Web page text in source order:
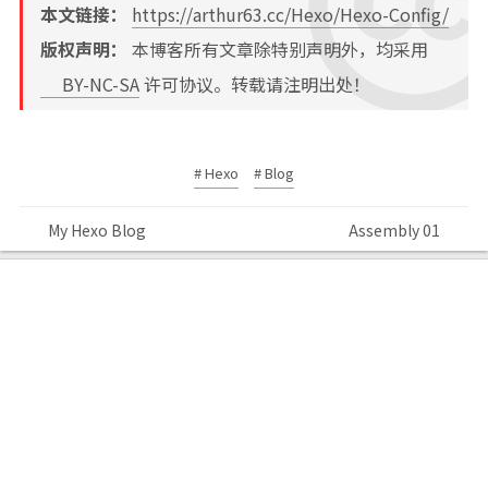
本文链接：
https://arthur63.cc/Hexo/Hexo-Config/
版权声明： 本博客所有文章除特别声明外，均采用
BY-NC-SA许可协议。转载请注明出处！
# Hexo # Blog
My Hexo Blog Assembly 01